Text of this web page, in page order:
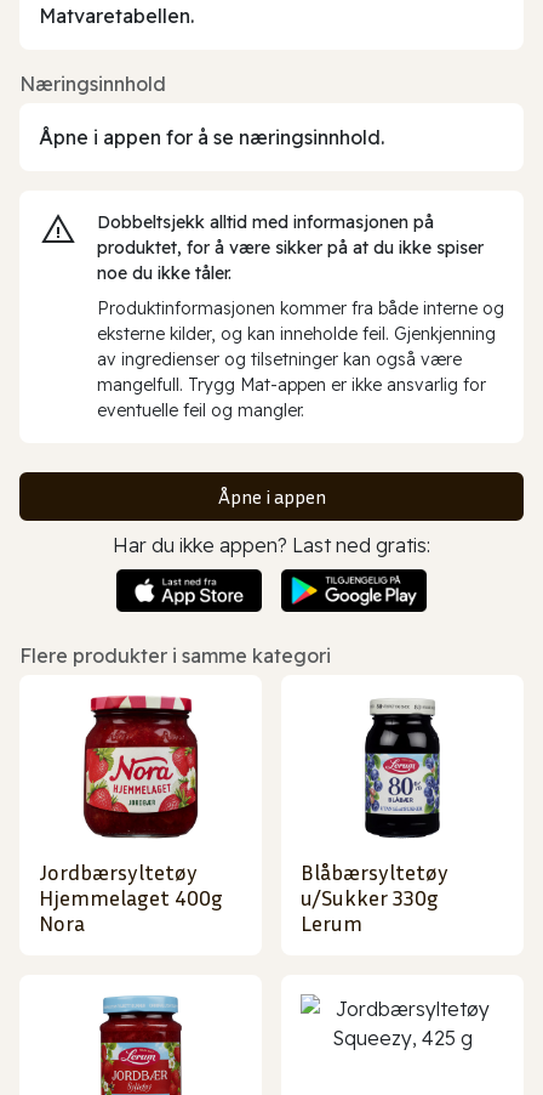
Matvaretabellen.
Næringsinnhold
Åpne i appen for å se næringsinnhold.
Dobbeltsjekk alltid med informasjonen på
produktet, for å være sikker på at du ikke spiser
noe du ikke tåler.
Produktinformasjonen kommer fra både interne og
eksterne kilder, og kan inneholde feil. Gjenkjenning
av ingredienser og tilsetninger kan også være
mangelfull. Trygg Mat-appen er ikke ansvarlig for
eventuelle feil og mangler.
Åpne i appen
Har du ikke appen? Last ned gratis:
Flere produkter i samme kategori
Jordbærsyltetøy
Hjemmelaget 400g
Nora
Blåbærsyltetøy
u/Sukker 330g
Lerum